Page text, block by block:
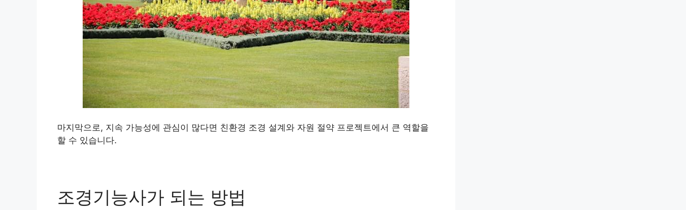
마지막으로, 지속 가능성에 관심이 많다면 친환경 조경 설계와 자원 절약 프로젝트에서 큰 역할을
할 수 있습니다.
조경기능사가 되는 방법